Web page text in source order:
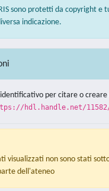
sono protetti da copyright e
indicazione.
per citare o creare
hdl.handle.net/11582/
visualizzati non sono stati
dell'ateneo